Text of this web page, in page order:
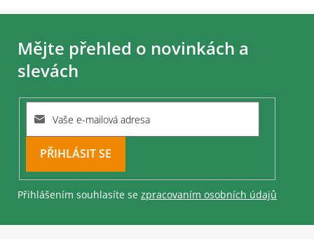
Z
Mějte přehled o novinkách a
slevách
PŘIHLÁSIT
SE
Přihlášením souhlasíte se zpracovaním osobních údajů